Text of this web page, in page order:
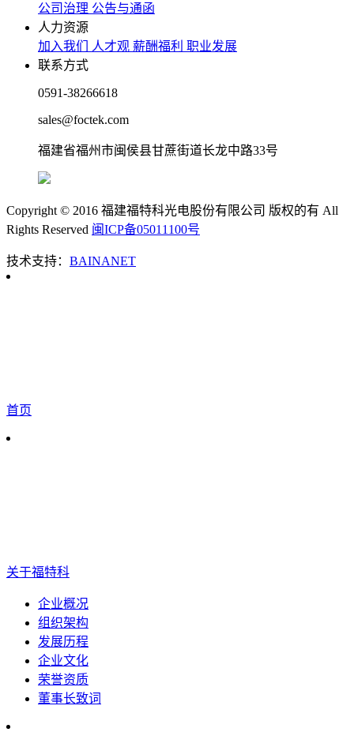
公司治理 公告与通函
人力资源
加入我们
人才观 薪酬福利 职业发展
联系方式
0591-38266618
sales@foctek.com
福建省福州市闽侯县甘蔗街道长龙中路33号
Copyright © 2016 福建福特科光电股份有限公司 版权的有 All
Rights Reserved 闽ICP备05011100号
技术支持： BAINANET
首页
关于福特科
企业概况
组织架构
发展历程
企业文化
荣誉资质
董事长致词